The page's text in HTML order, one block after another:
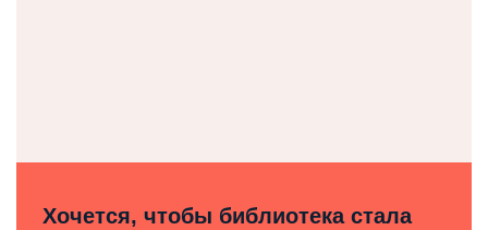
Хочется, чтобы библиотека стала